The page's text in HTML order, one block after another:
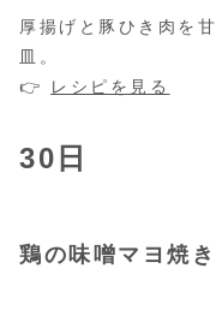
厚揚げと豚ひき肉を
皿。
👉
レシピを見る
30日
鶏の味噌マヨ焼き